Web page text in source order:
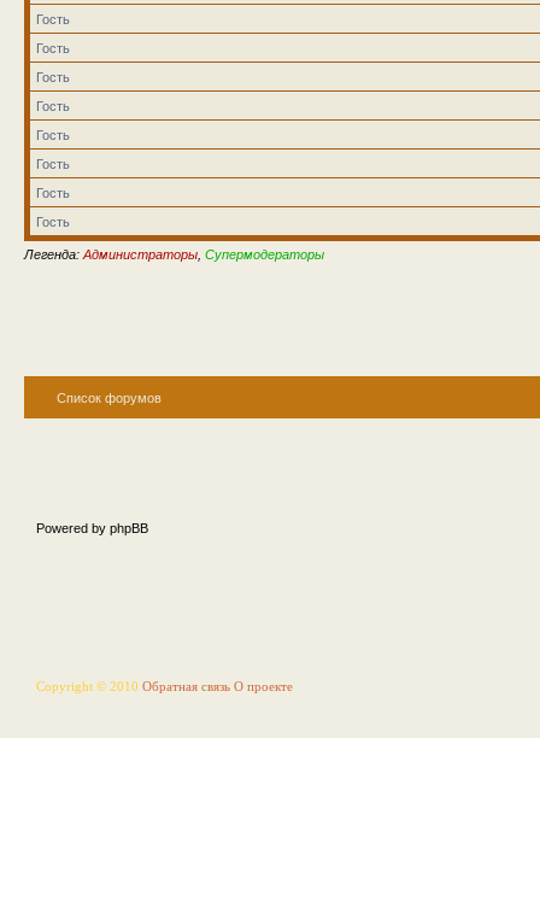
Гость
Гость
Гость
Гость
Гость
Гость
Гость
Гость
Легенда: Администраторы Супермодераторы
Список форумов
Powered by phpBB
Copyright © 2010 Обратная связь О проекте